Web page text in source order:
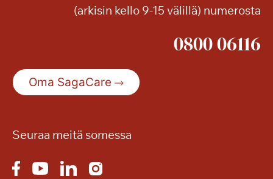
(arkisin kello 9-15 välillä) numerosta
0800 06116
Oma SagaCare
Seuraa meitä somessa